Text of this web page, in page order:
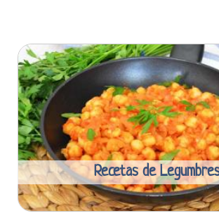
Recetas de